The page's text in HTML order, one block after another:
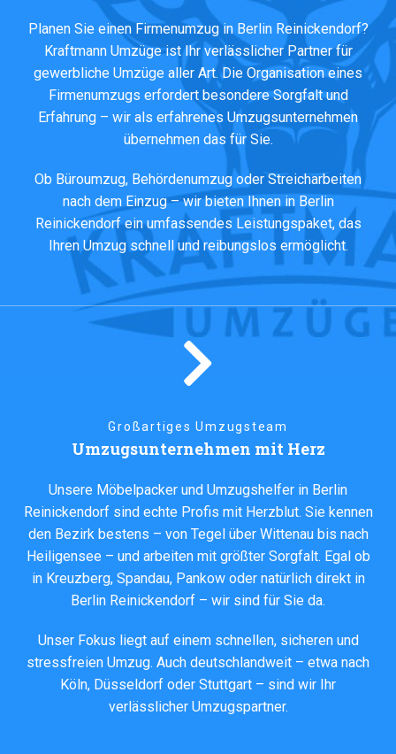
Planen Sie einen Firmenumzug in Berlin Reinickendorf?
Kraftmann Umzüge ist Ihr verlässlicher Partner für
gewerbliche Umzüge aller Art. Die Organisation eines
Firmenumzugs erfordert besondere Sorgfalt und
Erfahrung – wir als erfahrenes Umzugsunternehmen
übernehmen das für Sie.
Ob Büroumzug, Behördenumzug oder Streicharbeiten
nach dem Einzug – wir bieten Ihnen in Berlin
Reinickendorf ein umfassendes Leistungspaket, das
Ihren Umzug schnell und reibungslos ermöglicht.
Großartiges Umzugsteam
Umzugsunternehmen mit Herz
Unsere Möbelpacker und Umzugshelfer in Berlin
Reinickendorf sind echte Profis mit Herzblut. Sie kennen
den Bezirk bestens – von Tegel über Wittenau bis nach
Heiligensee – und arbeiten mit größter Sorgfalt. Egal ob
in Kreuzberg, Spandau, Pankowoder natürlich direkt in
Berlin Reinickendorf – wir sind für Sie da.
Unser Fokus liegt auf einem schnellen, sicheren und
stressfreien Umzug. Auch deutschlandweit – etwa nach
Köln, Düsseldorf oder Stuttgart – sind wir Ihr
verlässlicher Umzugspartner.